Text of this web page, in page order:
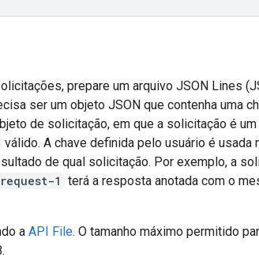
prepare um arquivo JSON Lines
ser um objeto JSON que contenha uma
de solicitação, em que a solicitação é
válido. A chave definida pelo usuário é usada
de qual solicitação. Por exemplo, a
request-1 terá a resposta anotada com o
a API File. O tamanho máximo permitido